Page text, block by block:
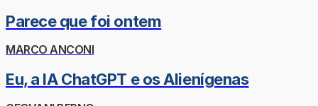
Parece que foi ontem
MARCO ANCONI
Eu, a IA ChatGPT e os Alienígenas